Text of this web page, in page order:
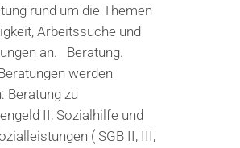
rund um die Themen
Arbeitssuche und
an. Beratung.
werden
Beratung zu
II, Sozialhilfe und
( SGB II, III,